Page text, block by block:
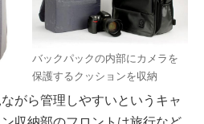
バックパックの内部にカメラを
保護するクッションを収納
がら管理しやすいというキャ